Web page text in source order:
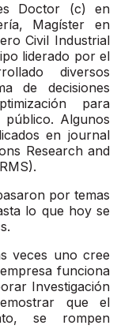
Doctor (c) en
Magíster en
Civil Industrial
liderado por el
diversos
de decisiones
para
Algunos
en journal
Research and
por temas
lo que hoy se
veces uno cree
funciona
Investigación
que el
se rompen